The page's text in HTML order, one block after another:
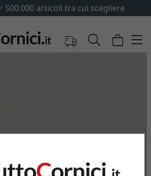
articoli tra cui scegliere